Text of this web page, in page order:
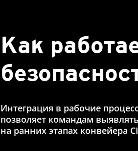
Как
Интеграция в рабочие
позволяет командам
на ранних этапах конвейера